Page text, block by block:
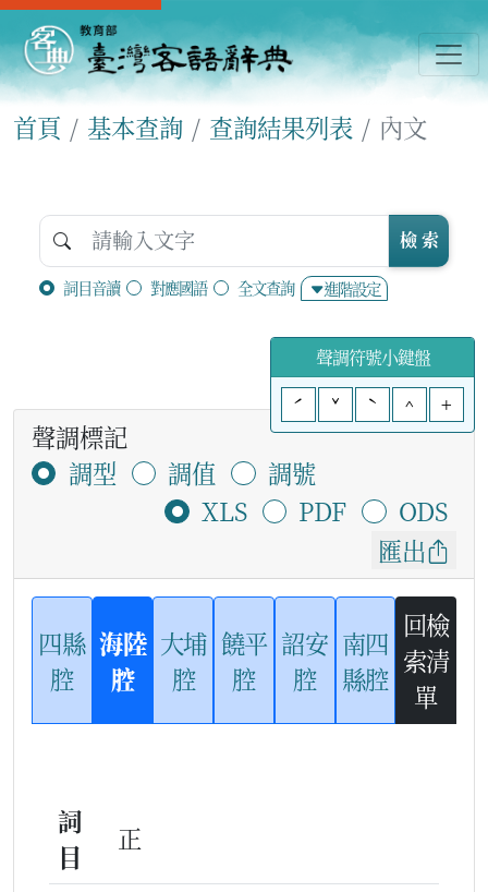
首頁 基本查詢 查詢結果列表 內文
詞目音讀 對應國語 全文查詢 進階設定
檢 索
聲調符號小鍵盤
ˊ
ˇ ˋ ^ +
聲調標記
調型
調值
調號
XLS
PDF
ODS
匯出
四縣
腔
海陸
腔
大埔
腔
饒平
腔
詔安
腔
南四
縣腔
回檢
索清
單
詞
目
正